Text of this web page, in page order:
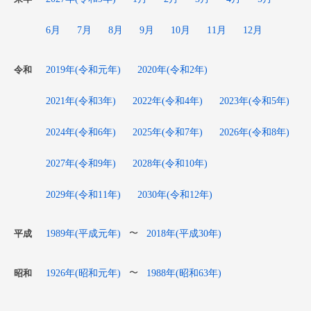
6月 7月 8月 9月 10月 11月 12月
令和 2019年(令和元年) 2020年(令和2年)
2021年(令和3年) 2022年(令和4年) 2023年(令和5年)
2024年(令和6年) 2025年(令和7年) 2026年(令和8年)
2027年(令和9年) 2028年(令和10年)
2029年(令和11年) 2030年(令和12年)
平成 1989年(平成元年) 〜 2018年(平成30年)
昭和 1926年(昭和元年) 〜 1988年(昭和63年)